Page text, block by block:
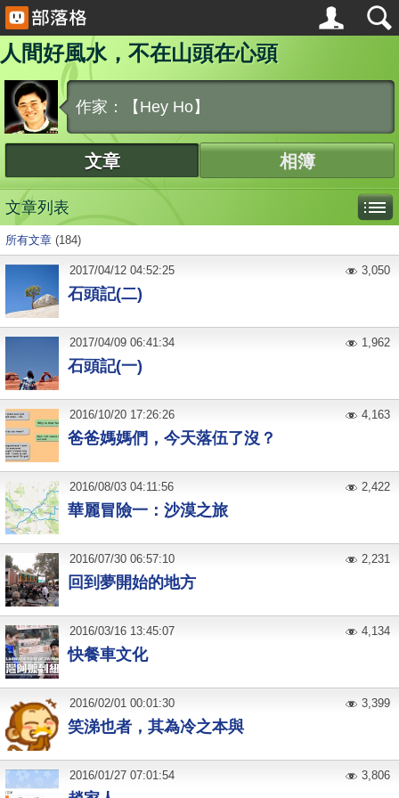
人間好風水，不在山頭在心頭
作家：【Hey Ho】
文章 相簿
文章列表
所有文章 (184)
石頭記(二)
2017/04/12 04:52:25 3,050
石頭記(一)
2017/04/09 06:41:34 1,962
爸爸媽媽們，今天落伍了沒？
2016/10/20 17:26:26 4,163
華麗冒險一：沙漠之旅
2016/08/03 04:11:56 2,422
回到夢開始的地方
2016/07/30 06:57:10 2,231
快餐車文化
2016/03/16 13:45:07 4,134
笑涕也者，其為冷之本與
2016/02/01 00:01:30 3,399
2016/01/27 07:01:54 3,806